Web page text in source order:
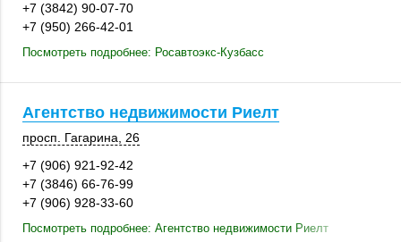
+7 (3842) 90-07-70
+7 (950) 266-42-01
Посмотреть подробнее: Росавтоэкс-Кузбасс
Агентство недвижимости Риелт
просп. Гагарина, 26
+7 (906) 921-92-42
+7 (3846) 66-76-99
+7 (906) 928-33-60
Посмотреть подробнее: Агентство недвижимости Риелт